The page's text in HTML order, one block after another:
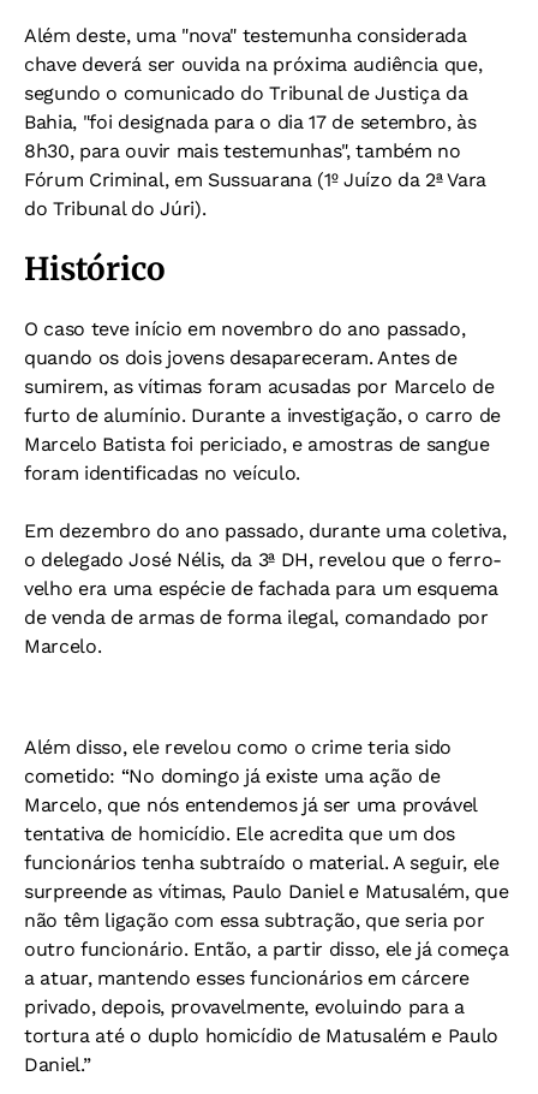
Além deste, uma "nova" testemunha considerada
chave deverá ser ouvida na próxima audiência que,
segundo o comunicado doTribunal de Justiça da
Bahia, "foi designada para o dia17 de setembro, às
8h30, para ouvir mais testemunhas", também no
Fórum Criminal, em Sussuarana (1º Juízo da 2ª Vara
do Tribunal do Júri).
Histórico
O caso teve início em novembro do ano passado,
quando os dois jovens desapareceram. Antes de
sumirem, as vítimas foram acusadas por Marcelo de
furto de alumínio. Durante a investigação, o carro de
Marcelo Batista foi periciado, e amostras de sangue
foram identificadas no veículo.
Em dezembro do ano passado, durante uma coletiva,
o delegado José Nélis, da 3ª DH, revelou que o ferro-
velho era uma espécie de fachada para um esquema
de venda de armas de forma ilegal, comandado por
Marcelo.
Além disso, ele revelou como o crime teria sido
cometido: “No domingo já existe uma ação de
Marcelo, que nós entendemos já ser uma provável
tentativa de homicídio. Ele acredita que um dos
funcionários tenha subtraído o material. A seguir, ele
surpreende as vítimas, Paulo Daniel e Matusalém, que
não têm ligação com essa subtração, que seria por
outro funcionário. Então, a partir disso, ele já começa
a atuar, mantendo esses funcionários em cárcere
privado, depois, provavelmente, evoluindo para a
tortura até o duplo homicídio de Matusalém e Paulo
Daniel.”